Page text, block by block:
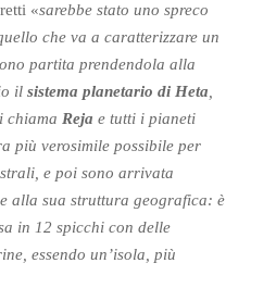
«sarebbe stato uno spreco
che va a caratterizzare un
partita prendendola alla
il sistema planetario di Heta,
chiama Reja e tutti i pianeti
più verosimile possibile per
e poi sono arrivata
alla sua struttura geografica: è
in 12 spicchi con delle
essendo un’isola, più